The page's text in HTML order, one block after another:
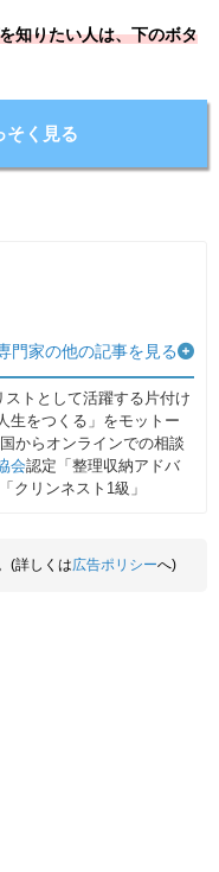
知りたい人は、下のボタ
そく見る
門家の他の記事を見る
トとして活躍する片付け
生をつくる」をモットー
からオンラインでの相談
会認定「整理収納アドバ
クリンネスト1級」
(詳しくは広告ポリシーへ)